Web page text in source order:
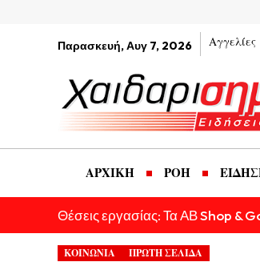
Παρασκευή, Αυγ 7, 2026 Αγγελίες
ΑΡΧΙΚΗ ΡΟΗ
Θέσεις εργασίας: Τα ΑΒ Shop &
ΚΟΙΝΩΝΙΑ ΠΡΩΤΗ ΣΕΛΙΔΑ